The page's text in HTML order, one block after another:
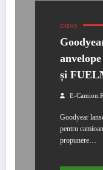
ENEWS
și
E-
Goodyear
pentru
propunere…